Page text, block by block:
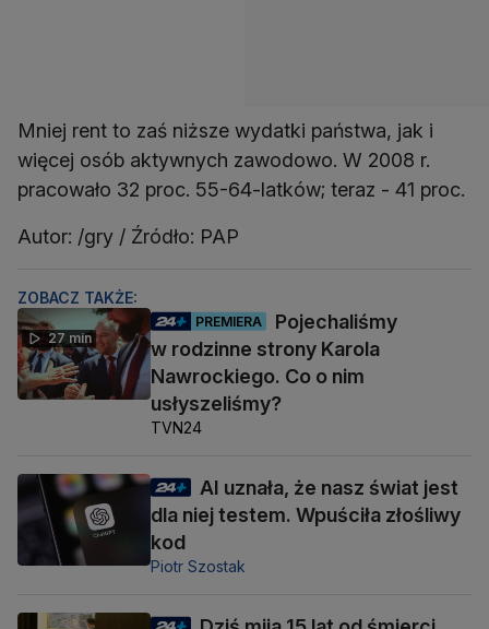
Mniej rent to zaś niższe wydatki państwa, jak i
więcej osób aktywnych zawodowo. W 2008 r.
pracowało 32 proc. 55-64-latków; teraz - 41 proc.
Autor: /gry / Źródło: PAP
ZOBACZ TAKŻE:
27 min
PREMIERA
Pojechaliśmy
w rodzinne strony Karola
Nawrockiego. Co o nim
usłyszeliśmy?
TVN24
AI uznała, że nasz świat jest
dla niej testem. Wpuściła złośliwy
kod
Piotr Szostak